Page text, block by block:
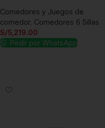
Comedores y Juegos de
comedor, Comedores 6 Sillas
S/5,219.00
Pedir por WhatsApp